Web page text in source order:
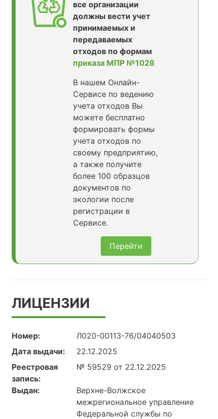
все организации
должны вести учет
принимаемых и
передаваемых
отходов по формам
приказа МПР №1028
В нашем Онлайн-
Сервисе по ведению
учета отходов Вы
можете бесплатно
формировать формы
учета отходов по
своему предприятию,
а также получите
более 100 образцов
документов по
экологии после
регистрации в
Сервисе.
Перейти
ЛИЦЕНЗИИ
Номер:
Л020-00113-76/04040503
Дата выдачи:
22.12.2025
Реестровая
запись:
№ 59529 от 22.12.2025
Выдан:
Верхне-Волжское
межрегиональное управление
Федеральной службы по